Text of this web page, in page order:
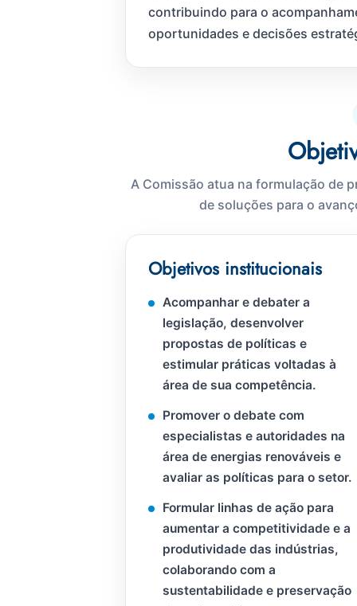
contribuindo para o
oportunidades e decisões
A Comissão atua na formulação de
de soluções para o
Objetivos institucionais
Acompanhar e debater a
legislação, desenvolver
propostas de políticas e
estimular práticas voltadas à
área de sua competência.
Promover o debate com
especialistas e autoridades na
área de energias renováveis e
avaliar as políticas para o setor.
Formular linhas de ação para
aumentar a competitividade e a
produtividade das indústrias,
colaborando com a
sustentabilidade e preservação